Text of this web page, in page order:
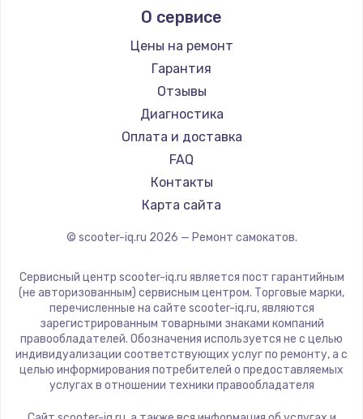
Midway by Yamato
Hunter
Joyor
Minimotors
Bork
Segway
KIRIN
О сервисе
Цены на ремонт
Гарантия
Отзывы
Диагностика
Оплата и доставка
FAQ
Контакты
Карта сайта
© scooter-iq.ru 2026 — Ремонт самокатов.
Сервисный центр scooter-iq.ru является пост гарантийным
(не авторизованным) сервисным центром. Торговые марки,
перечисленные на сайте scooter-iq.ru, являются
зарегистрированным товарными знаками компаний
правообладателей. Обозначения используется не с целью
индивидуализации соответствующих услуг по ремонту, а с
целью информирования потребителей о предоставляемых
услугах в отношении техники правообладателя